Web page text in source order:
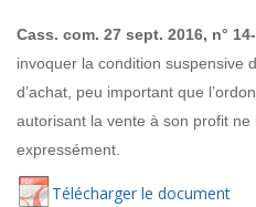
Cass. com. 27 sept. 2016, n°
invoquer la condition suspensive
d’achat, peu important que
autorisant la vente à son profit ne
expressément.
Télécharger le document